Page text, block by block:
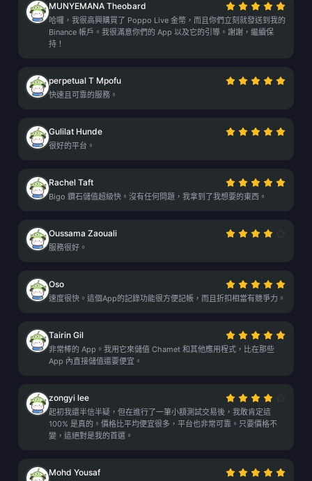
MUNYEMANA Theobard
哈囉，我很高興購買了 Poppo Live 金幣，而且你們立刻就發送到我的
Binance 帳戶。我很滿意你們的 App 以及它的引導。謝謝，繼續保
持！
perpetual T Mpofu
快速且可靠的服務。
Gulilat Hunde
很好的平台。
Rachel Taft
Bigo 鑽石儲值超級快。沒有任何問題，我拿到了我想要的東西。
Oussama Zaouali
服務很好。
Oso
速度很快。這個App的記錄功能很方便記帳，而且折扣相當有競爭力。
Tairin Gil
非常棒的 App。我用它來儲值 Chamet 和其他應用程式，比在那些
App 內直接儲值還要便宜。
zongyi lee
起初我還半信半疑，但在進行了一筆小額測試交易後，我敢肯定這
100% 是真的。價格比平均便宜很多，平台也非常可靠。只要價格不
變，這絕對是我的首選。
Mohd Yousaf